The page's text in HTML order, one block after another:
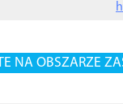
NA OBSZARZE